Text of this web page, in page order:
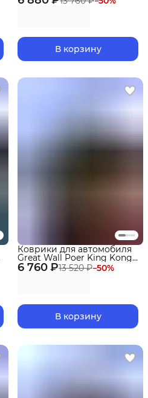
cалон
В корзину
6 760 ₽13 520 ₽−50%
Коврики для автомобиля
Great Wall Poer King Kong
(2022-2025) Premium ("EVA
3D") в cалон
В корзину